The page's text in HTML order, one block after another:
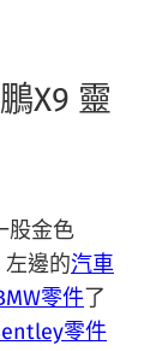
X9 靈
股金色
左邊的汽車
零件了
零件